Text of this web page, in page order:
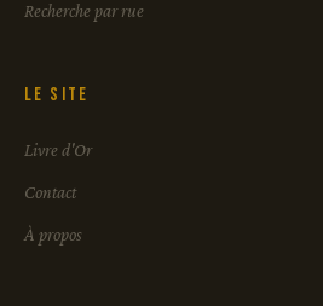
Recherche par rue
Le site
Livre d'Or
Contact
À propos